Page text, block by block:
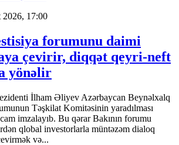
2026, 17:00
forumunu daimi
çevirir, diqqət qeyri-neft
yönəlir
İlham Əliyev Azərbaycan Beynəlxalq
Təşkilat Komitəsinin yaradılması
imzalayıb. Bu qərar Bakının forumu
qlobal investorlarla müntəzəm dialoq
və...